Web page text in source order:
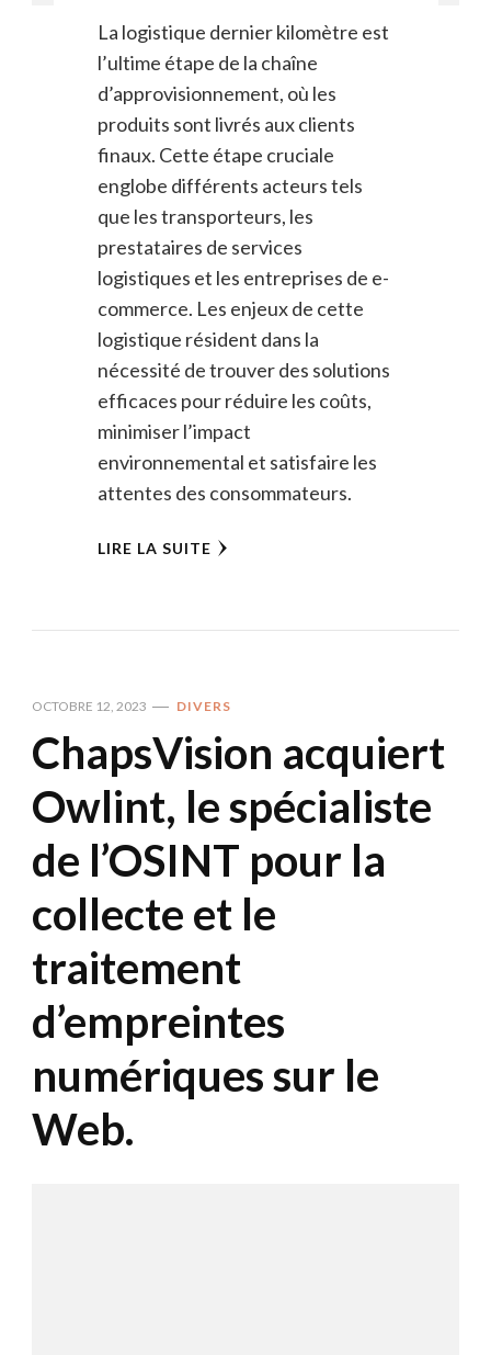
La logistique dernier kilomètre est
l’ultime étape de la chaîne
d’approvisionnement, où les
produits sont livrés aux clients
finaux. Cette étape cruciale
englobe différents acteurs tels
que les transporteurs, les
prestataires de services
logistiques et les entreprises de e-
commerce. Les enjeux de cette
logistique résident dans la
nécessité de trouver des solutions
efficaces pour réduire les coûts,
minimiser l’impact
environnemental et satisfaire les
attentes des consommateurs.
LIRE LA SUITE
OCTOBRE 12, 2023 DIVERS
ChapsVision acquiert
Owlint, le spécialiste
de l’OSINT pour la
collecte et le
traitement
d’empreintes
numériques sur le
Web.